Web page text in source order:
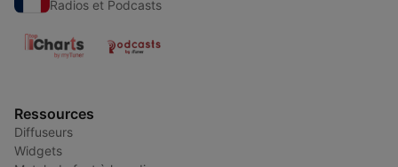
Radios et Podcasts
Ressources
Diffuseurs
Widgets